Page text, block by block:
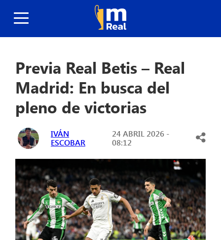
Previa Real Betis – Real
Madrid: En busca del
pleno de victorias
IVÁN
ESCOBAR
24 ABRIL 2026 -
08:12